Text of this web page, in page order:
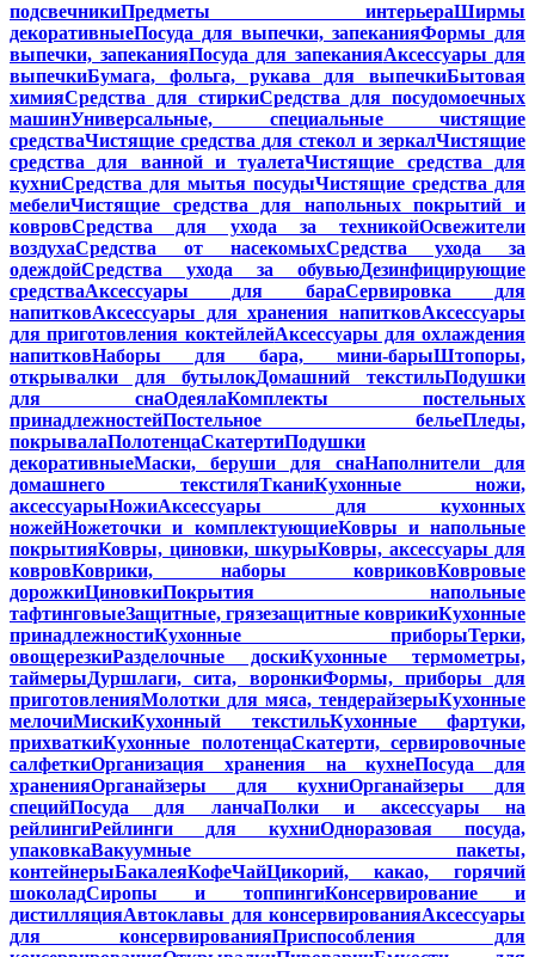
подсвечникиПредметы интерьераШирмы
декоративныеПосуда для выпечки, запеканияФормы для
выпечки, запеканияПосуда для запеканияАксессуары для
выпечкиБумага, фольга, рукава для выпечкиБытовая
химияСредства для стиркиСредства для посудомоечных
машинУниверсальные, специальные чистящие
средстваЧистящие средства для стекол и зеркалЧистящие
средства для ванной и туалетаЧистящие средства для
кухниСредства для мытья посудыЧистящие средства для
мебелиЧистящие средства для напольных покрытий и
ковровСредства для ухода за техникойОсвежители
воздухаСредства от насекомыхСредства ухода за
одеждойСредства ухода за обувьюДезинфицирующие
средстваАксессуары для бараСервировка для
напитковАксессуары для хранения напитковАксессуары
для приготовления коктейлейАксессуары для охлаждения
напитковНаборы для бара, мини-барыШтопоры,
открывалки для бутылокДомашний текстильПодушки
для снаОдеялаКомплекты постельных
принадлежностейПостельное бельеПледы,
покрывалаПолотенцаСкатертиПодушки
декоративныеМаски, беруши для снаНаполнители для
домашнего текстиляТканиКухонные ножи,
аксессуарыНожиАксессуары для кухонных
ножейНожеточки и комплектующиеКовры и напольные
покрытияКовры, циновки, шкурыКовры, аксессуары для
ковровКоврики, наборы ковриковКовровые
дорожкиЦиновкиПокрытия напольные
тафтинговыеЗащитные, грязезащитные коврикиКухонные
принадлежностиКухонные приборыТерки,
овощерезкиРазделочные доскиКухонные термометры,
таймерыДуршлаги, сита, воронкиФормы, приборы для
приготовленияМолотки для мяса, тендерайзерыКухонные
мелочиМискиКухонный текстильКухонные фартуки,
прихваткиКухонные полотенцаСкатерти, сервировочные
салфеткиОрганизация хранения на кухнеПосуда для
храненияОрганайзеры для кухниОрганайзеры для
специйПосуда для ланчаПолки и аксессуары на
рейлингиРейлинги для кухниОдноразовая посуда,
упаковкаВакуумные пакеты,
контейнерыБакалеяКофеЧайЦикорий, какао, горячий
шоколадСиропы и топпингиКонсервирование и
дистилляцияАвтоклавы для консервированияАксессуары
для консервированияПриспособления для